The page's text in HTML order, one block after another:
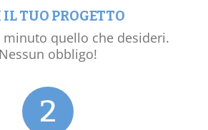
IL TUO PROGETTO
minuto quello che desideri.
Nessun obbligo!
2